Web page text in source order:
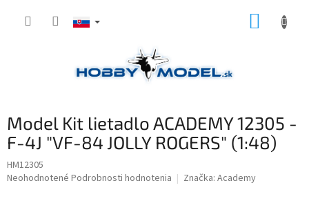
Model Kit lietadlo ACADEMY 12305 -
F-4J "VF-84 JOLLY ROGERS" (1:48)
HM12305
Priemerné
Neohodnotené Podrobnosti hodnotenia Značka: Academy